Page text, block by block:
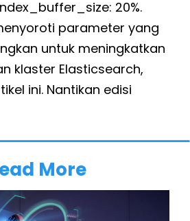
20%.
parameter yang
untuk meningkatkan
klaster Elasticsearch,
ini. Nantikan edisi
More